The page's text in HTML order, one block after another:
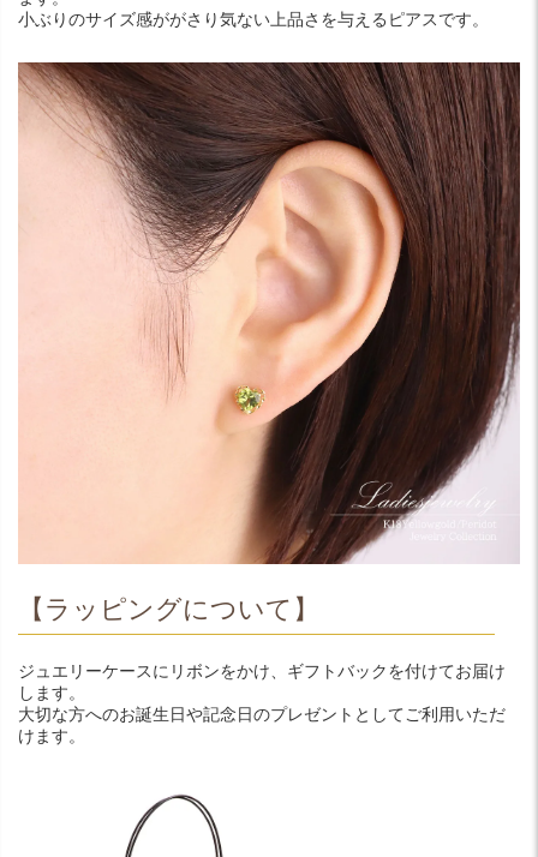
小ぶりのサイズ感ががさり気ない上品さを与えるピアスです。
【ラッピングについて】
ジュエリーケースにリボンをかけ、ギフトバックを付けてお届け
します。
大切な方へのお誕生日や記念日のプレゼントとしてご利用いただ
けます。